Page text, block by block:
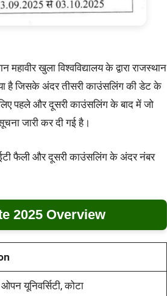
खुला विश्वविद्यालय के द्वारा राजस्थान
है जिसके अंदर तीसरी काउंसलिंग की डेट के
लिए पहले और दूसरी काउंसलिंग के बाद में जो
जारी कर दी गई है।
फैली और दूसरी काउंसलिंग के अंदर नंबर
2025 Overview
ओपन यूनिवर्सिटी, कोटा